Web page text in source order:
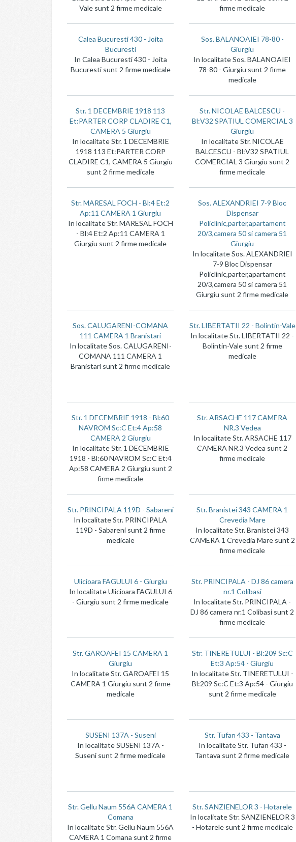
Vale sunt 2 firme medicale
firme medicale
Calea Bucuresti 430 - Joita
Bucuresti
In Calea Bucuresti 430 - Joita
Bucuresti sunt 2 firme medicale
Sos. BALANOAIEI 78-80 -
Giurgiu
In localitate Sos. BALANOAIEI
78-80 - Giurgiu sunt 2 firme
medicale
Str. 1 DECEMBRIE 1918 113
Et:PARTER CORP CLADIRE C1,
CAMERA 5 Giurgiu
In localitate Str. 1 DECEMBRIE
1918 113 Et:PARTER CORP
CLADIRE C1, CAMERA 5 Giurgiu
sunt 2 firme medicale
Str. NICOLAE BALCESCU -
Bl:V32 SPATIUL COMERCIAL 3
Giurgiu
In localitate Str. NICOLAE
BALCESCU - Bl:V32 SPATIUL
COMERCIAL 3 Giurgiu sunt 2
firme medicale
Str. MARESAL FOCH - Bl:4 Et:2
Ap:11 CAMERA 1 Giurgiu
In localitate Str. MARESAL FOCH
- Bl:4 Et:2 Ap:11 CAMERA 1
Giurgiu sunt 2 firme medicale
Sos. ALEXANDRIEI 7-9 Bloc
Dispensar
Policlinic,parter,apartament
20/3,camera 50 si camera 51
Giurgiu
In localitate Sos. ALEXANDRIEI
7-9 Bloc Dispensar
Policlinic,parter,apartament
20/3,camera 50 si camera 51
Giurgiu sunt 2 firme medicale
Sos. CALUGARENI-COMANA
111 CAMERA 1 Branistari
In localitate Sos. CALUGARENI-
COMANA 111 CAMERA 1
Branistari sunt 2 firme medicale
Str. LIBERTATII 22 - Bolintin-Vale
In localitate Str. LIBERTATII 22 -
Bolintin-Vale sunt 2 firme
medicale
Str. 1 DECEMBRIE 1918 - Bl:60
NAVROM Sc:C Et:4 Ap:58
CAMERA 2 Giurgiu
In localitate Str. 1 DECEMBRIE
1918 - Bl:60 NAVROM Sc:C Et:4
Ap:58 CAMERA 2 Giurgiu sunt 2
firme medicale
Str. ARSACHE 117 CAMERA
NR.3 Vedea
In localitate Str. ARSACHE 117
CAMERA NR.3 Vedea sunt 2
firme medicale
Str. PRINCIPALA 119D - Sabareni
In localitate Str. PRINCIPALA
119D - Sabareni sunt 2 firme
medicale
Str. Branistei 343 CAMERA 1
Crevedia Mare
In localitate Str. Branistei 343
CAMERA 1 Crevedia Mare sunt 2
firme medicale
Ulicioara FAGULUI 6 - Giurgiu
In localitate Ulicioara FAGULUI 6
- Giurgiu sunt 2 firme medicale
Str. PRINCIPALA - DJ 86 camera
nr.1 Colibasi
In localitate Str. PRINCIPALA -
DJ 86 camera nr.1 Colibasi sunt 2
firme medicale
Str. GAROAFEI 15 CAMERA 1
Giurgiu
In localitate Str. GAROAFEI 15
CAMERA 1 Giurgiu sunt 2 firme
medicale
Str. TINERETULUI - Bl:209 Sc:C
Et:3 Ap:54 - Giurgiu
In localitate Str. TINERETULUI -
Bl:209 Sc:C Et:3 Ap:54 - Giurgiu
sunt 2 firme medicale
SUSENI 137A - Suseni
In localitate SUSENI 137A -
Suseni sunt 2 firme medicale
Str. Tufan 433 - Tantava
In localitate Str. Tufan 433 -
Tantava sunt 2 firme medicale
Str. Gellu Naum 556A CAMERA 1
Comana
In localitate Str. Gellu Naum 556A
CAMERA 1 Comana sunt 2 firme
Str. SANZIENELOR 3 - Hotarele
In localitate Str. SANZIENELOR 3
- Hotarele sunt 2 firme medicale